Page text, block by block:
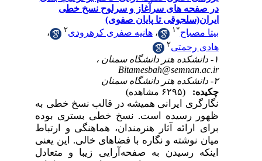
در صفحه های سرآغاز و سرلوح نسخ خطی
ایران(سلجوقی تا پایان صفوی)
بیتا مصباح*۱ ،هانیه صفری کرهرودی۲
،
هادی رحمتی
Bitamesbah@semnan.ac.ir
(۶۲۹۵ مشاهده)
نگارگری ایرانی همیشه در قالب نسخ خطی به
ظهور رسیده است. نسخ خطی بستری بوده
برای ارائه آثار هنرمندان، هماهنگی و ارتباط
میان نوشته و نگاره با فضاهای خالی. این یعنی
اینکه رسیدن به صفحه‌آرایی زیبا و متعادل